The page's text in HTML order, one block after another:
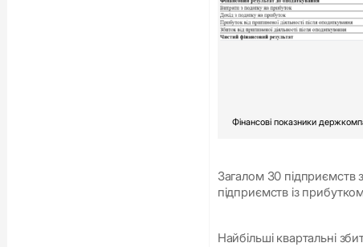
Фінансові показники
Загалом 30 підприємств
підприємств із
Найбільші квартальні